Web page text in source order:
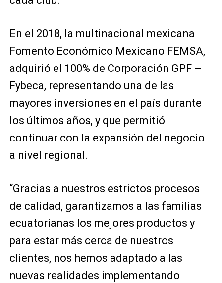
En el 2018, la multinacional mexicana
Fomento Económico Mexicano FEMSA,
adquirió el 100% de Corporación GPF –
Fybeca, representando una de las
mayores inversiones en el país durante
los últimos años, y que permitió
continuar con la expansión del negocio
a nivel regional.
“Gracias a nuestros estrictos procesos
de calidad, garantizamos a las familias
ecuatorianas los mejores productos y
para estar más cerca de nuestros
clientes, nos hemos adaptado a las
nuevas realidades implementando